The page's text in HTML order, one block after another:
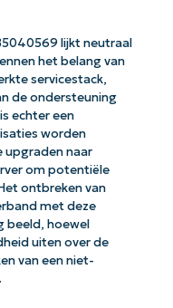
lijkt neutraal
het belang van
servicestack,
de ondersteuning
echter een
worden
upgraden naar
om potentiële
ontbreken van
met deze
beeld, hoewel
uiten over de
van een niet-